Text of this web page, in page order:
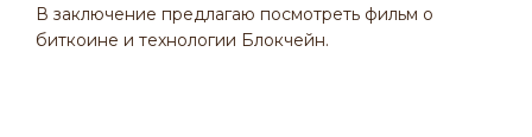
В заключение предлагаю посмотреть фильм о
биткоине и технологии Блокчейн.